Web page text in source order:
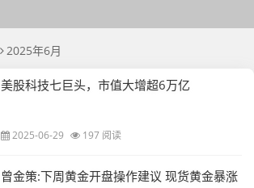
2025年6月
美股科技七巨头，市值大增超6万亿
2025-06-29 197 阅读
曾金策:下周黄金开盘操作建议 现货黄金暴涨